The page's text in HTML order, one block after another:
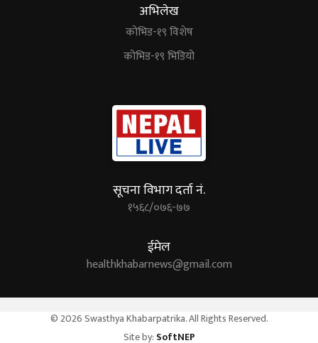
अभिलेख
कोभिड-१९ विशेष
कोभिड-१९ भिडियो
सूचना विभाग दर्ता नं.
१५६८/०७६-७७
ईमेल
healthkhabarnews@gmail.com
© 2026 Swasthya Khabarpatrika. All Rights Reserved.
Site by: SoftNEP